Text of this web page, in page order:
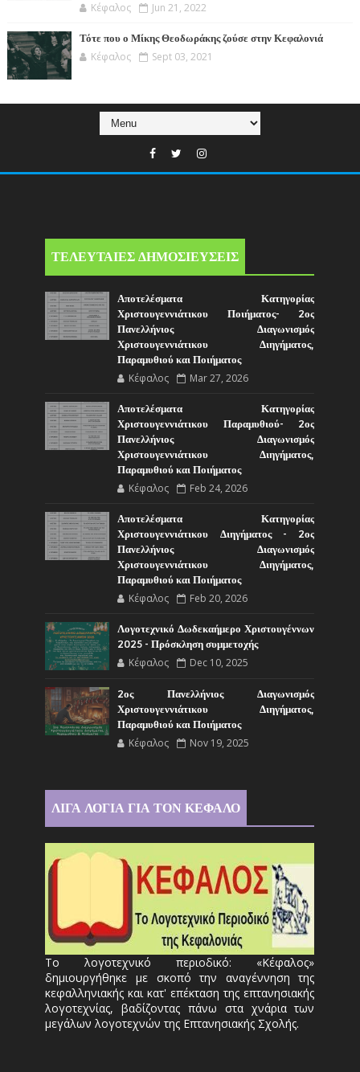
Κέφαλος Jun 21, 2022
Τότε που ο Μίκης Θεοδωράκης ζούσε στην Κεφαλονιά
Κέφαλος Sept 03, 2021
ΤΕΛΕΥΤΑΙΕΣ ΔΗΜΟΣΙΕΥΣΕΙΣ
Αποτελέσματα Κατηγορίας
Χριστουγεννιάτικου Ποιήματος- 2ος
Πανελλήνιος Διαγωνισμός
Χριστουγεννιάτικου Διηγήματος,
Παραμυθιού και Ποιήματος
Κέφαλος Mar 27, 2026
Αποτελέσματα Κατηγορίας
Χριστουγεννιάτικου Παραμυθιού- 2ος
Πανελλήνιος Διαγωνισμός
Χριστουγεννιάτικου Διηγήματος,
Παραμυθιού και Ποιήματος
Κέφαλος Feb 24, 2026
Αποτελέσματα Κατηγορίας
Χριστουγεννιάτικου Διηγήματος - 2ος
Πανελλήνιος Διαγωνισμός
Χριστουγεννιάτικου Διηγήματος,
Παραμυθιού και Ποιήματος
Κέφαλος Feb 20, 2026
Λογοτεχνικό Δωδεκαήμερο Χριστουγέννων
2025 - Πρόσκληση συμμετοχής
Κέφαλος Dec 10, 2025
2ος Πανελλήνιος Διαγωνισμός
Χριστουγεννιάτικου Διηγήματος,
Παραμυθιού και Ποιήματος
Κέφαλος Nov 19, 2025
ΛΙΓΑ ΛΟΓΙΑ ΓΙΑ ΤΟΝ ΚΕΦΑΛΟ
Το λογοτεχνικό περιοδικό: «Κέφαλος»
δημιουργήθηκε με σκοπό την αναγέννηση της
κεφαλληνιακής και κατ' επέκταση της επτανησιακής
λογοτεχνίας, βαδίζοντας πάνω στα χνάρια των
μεγάλων λογοτεχνών της Επτανησιακής Σχολής.